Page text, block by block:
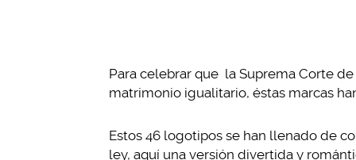
Para celebrar que la Suprema Corte
matrimonio igualitario, éstas marcas
Estos 46 logotipos se han llenado de
ley, aquí una versión divertida y